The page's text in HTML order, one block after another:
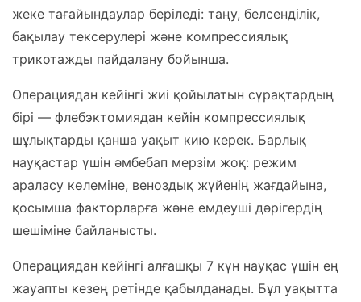
жеке тағайындаулар беріледі: таңу, белсенділік,
бақылау тексерулері және компрессиялық
трикотажды пайдалану бойынша.
Операциядан кейінгі жиі қойылатын сұрақтардың
бірі — флебэктомиядан кейін компрессиялық
шұлықтарды қанша уақыт кию керек. Барлық
науқастар үшін әмбебап мерзім жоқ: режим
араласу көлеміне, веноздық жүйенің жағдайына,
қосымша факторларға және емдеуші дәрігердің
шешіміне байланысты.
Операциядан кейінгі алғашқы 7 күн науқас үшін ең
жауапты кезең ретінде қабылданады. Бұл уақытта